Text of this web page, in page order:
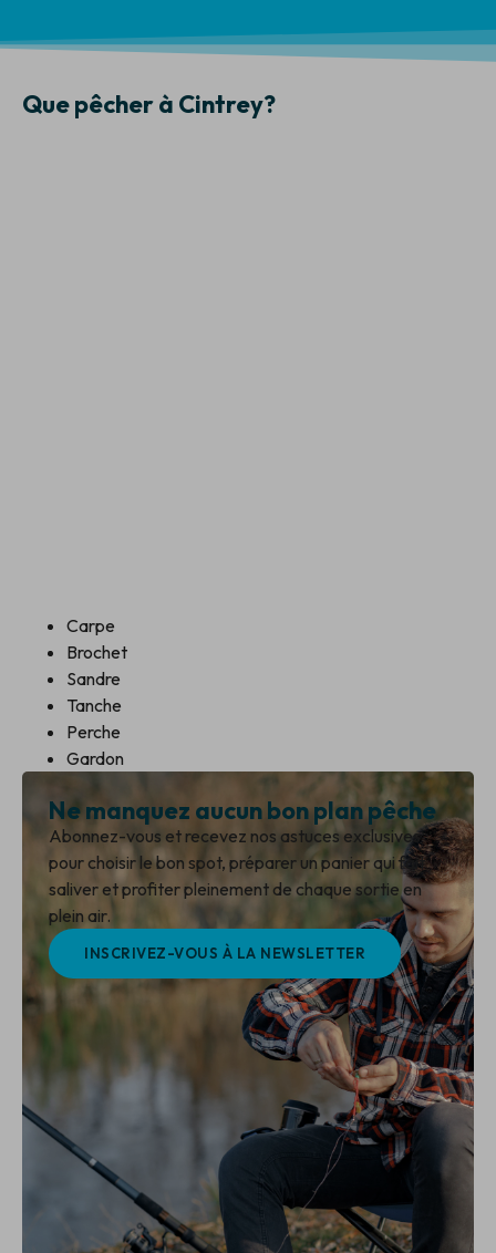
Que pêcher à Cintrey?
Carpe
Brochet
Sandre
Tanche
Perche
Gardon
Ne manquez aucun bon plan pêche
Abonnez-vous et recevez nos astuces exclusives
pour choisir le bon spot, préparer un panier qui fait
saliver et profiter pleinement de chaque sortie en
plein air.
INSCRIVEZ-VOUS À LA NEWSLETTER